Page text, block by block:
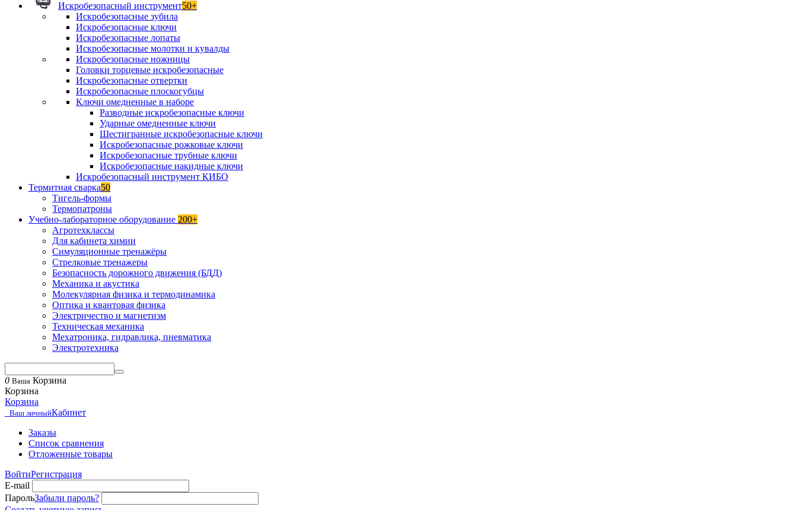
Искробезопасный инструмент50+
Искробезопасные зубила
Искробезопасные ключи
Искробезопасные лопаты
Искробезопасные молотки и кувалды
Искробезопасные ножницы
Головки торцевые искробезопасные
Искробезопасные отвертки
Искробезопасные плоскогубцы
Ключи омедненные в наборе
Разводные искробезопасные ключи
Ударные омедненные ключи
Шестигранные искробезопасные ключи
Искробезопасные рожковые ключи
Искробезопасные трубные ключи
Искробезопасные накидные ключи
Искробезопасный инструмент КИБО
Термитная сварка50
Тигель-формы
Термопатроны
Учебно-лабораторное оборудование 200+
Агротехклассы
Для кабинета химии
Симуляционные тренажёры
Стрелковые тренажеры
Безопасность дорожного движения (БДД)
Механика и акустика
Молекулярная физика и термодинамика
Оптика и квантовая физика
Электричество и магнетизм
Техническая механика
Мехатроника, гидравлика, пневматика
Электротехника
0 Ваша Корзина
Корзина
Корзина
Ваш личныйКабинет
Заказы
Список сравнения
Отложенные товары
ВойтиРегистрация
E-mail
ПарольЗабыли пароль?